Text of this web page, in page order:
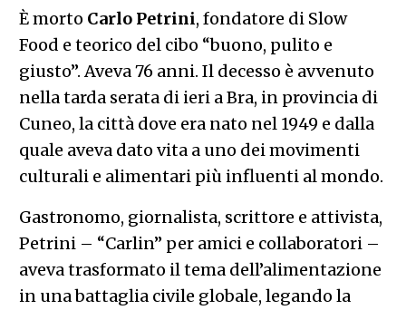
È morto Carlo Petrini, fondatore di Slow
Food e teorico del cibo “buono, pulito e
giusto”. Aveva 76 anni. Il decesso è avvenuto
nella tarda serata di ieri a Bra, in provincia di
Cuneo, la città dove era nato nel 1949 e dalla
quale aveva dato vita a uno dei movimenti
culturali e alimentari più influenti al mondo.
Gastronomo, giornalista, scrittore e attivista,
Petrini – “Carlin” per amici e collaboratori –
aveva trasformato il tema dell’alimentazione
in una battaglia civile globale, legando la